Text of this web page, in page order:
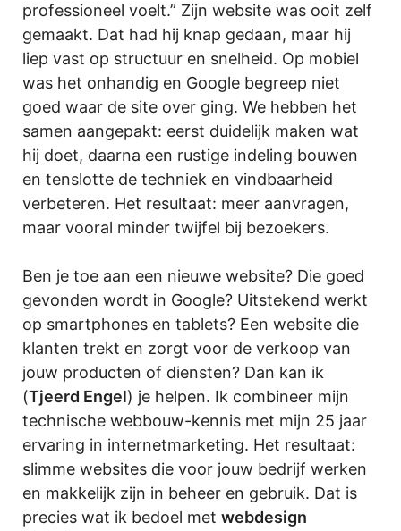
professioneel voelt.” Zijn website was ooit zelf
gemaakt. Dat had hij knap gedaan, maar hij
liep vast op structuur en snelheid. Op mobiel
was het onhandig en Google begreep niet
goed waar de site over ging. We hebben het
samen aangepakt: eerst duidelijk maken wat
hij doet, daarna een rustige indeling bouwen
en tenslotte de techniek en vindbaarheid
verbeteren. Het resultaat: meer aanvragen,
maar vooral minder twijfel bij bezoekers.
Ben je toe aan een nieuwe website? Die goed
gevonden wordt in Google? Uitstekend werkt
op smartphones en tablets? Een website die
klanten trekt en zorgt voor de verkoop van
jouw producten of diensten? Dan kan ik
(Tjeerd Engel) je helpen. Ik combineer mijn
technische webbouw-kennis met mijn 25 jaar
ervaring in internetmarketing. Het resultaat:
slimme websites die voor jouw bedrijf werken
en makkelijk zijn in beheer en gebruik. Dat is
precies wat ik bedoel met webdesign